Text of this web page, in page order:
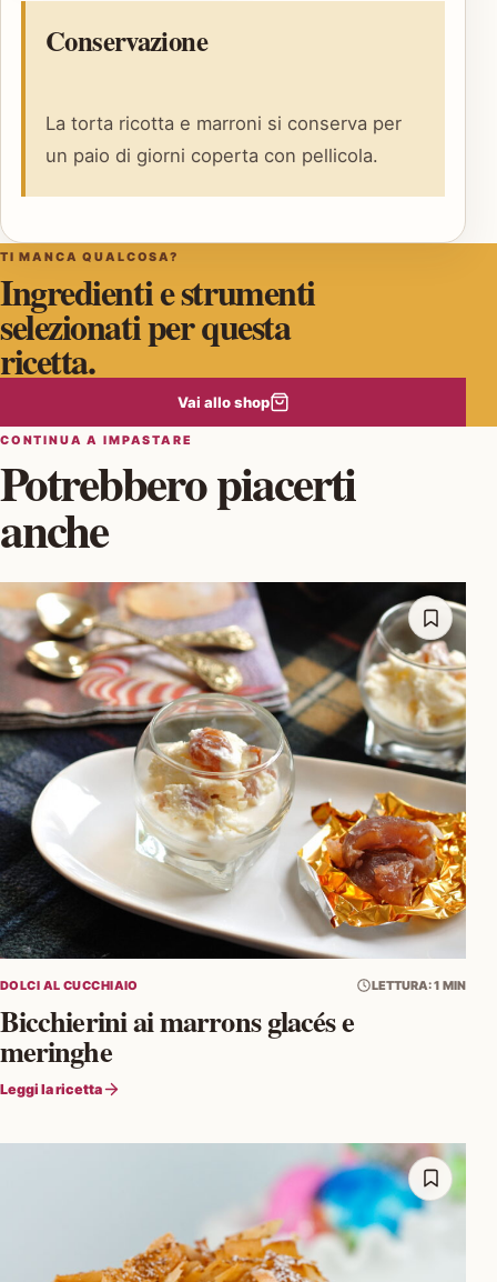
Conservazione
La torta ricotta e marroni si conserva per
un paio di giorni coperta con pellicola.
TI MANCA QUALCOSA?
Ingredienti e strumenti
selezionati per questa
ricetta.
Vai allo shop
CONTINUA A IMPASTARE
Potrebbero piacerti
anche
DOLCI AL CUCCHIAIO LETTURA: 1 MIN
Bicchierini ai marrons glacés e
meringhe
Leggi la ricetta